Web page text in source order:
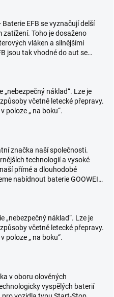
EFB se vyznačují delší
Toho je dosaženo
vláken a silnějšími
jsou tak vhodné do aut se…
náklad“. Lze je
včetně letecké přepravy.
poloze „ na boku“.
značka naší společnosti.
technologií a vysoké
přímé a dlouhodobé
nabídnout baterie GOOWEI…
„nebezpečný náklad“. Lze je
včetně letecké přepravy.
poloze „ na boku“.
v oboru olověných
vyspělých baterií